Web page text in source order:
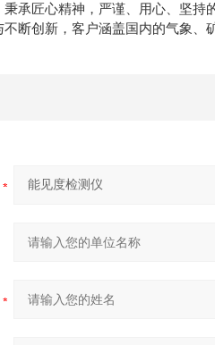
秉承匠心精神，严谨、用心、坚
断创新，客户涵盖国内的气象、